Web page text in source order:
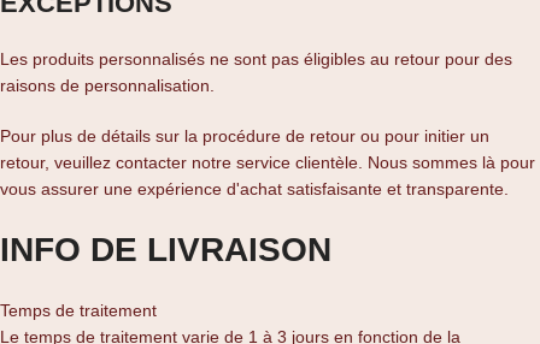
Les produits personnalisés ne sont pas éligibles au retour pour des
raisons de personnalisation.
Pour plus de détails sur la procédure de retour ou pour initier un
retour, veuillez contacter notre service clientèle. Nous sommes là pour
vous assurer une expérience d'achat satisfaisante et transparente.
INFO DE LIVRAISON
Temps de traitement
Le temps de traitement varie de 1 à 3 jours en fonction de la